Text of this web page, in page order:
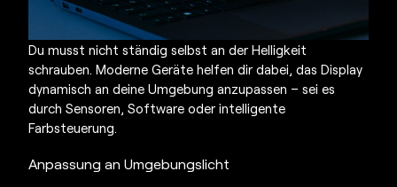
Du musst nicht ständig selbst an der Helligkeit
schrauben. Moderne Geräte helfen dir dabei, das Display
dynamisch an deine Umgebung anzupassen – sei es
durch Sensoren, Software oder intelligente
Farbsteuerung.
Anpassung an Umgebungslicht